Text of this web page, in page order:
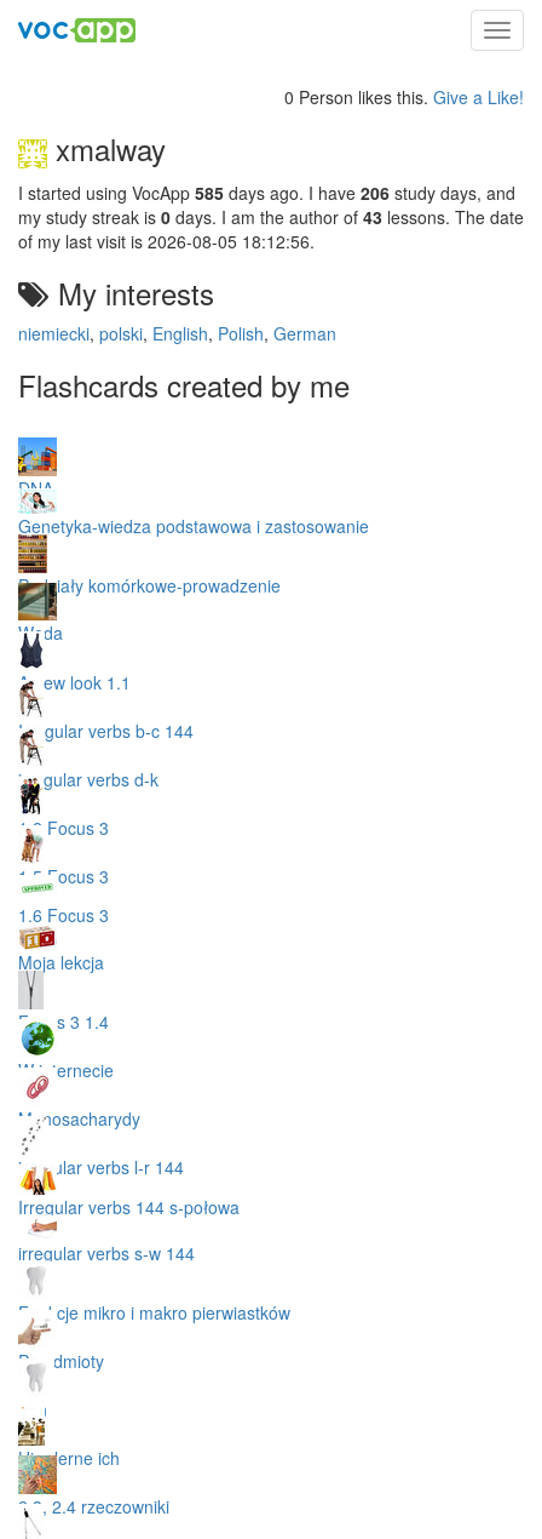
0 Person likes this. Give a Like!
xmalway
I started using VocApp 585 days ago. I have 206 study days, and
my study streak is 0 days. I am the author of 43 lessons. The date
of my last visit is 2026-08-05 18:12:56.
My interests
niemiecki, polski, English, Polish, German
Flashcards created by me
DNA
Genetyka-wiedza podstawowa i zastosowanie
Podziały komórkowe-prowadzenie
Woda
A new look 1.1
Irregular verbs b-c 144
irregular verbs d-k
1.2 Focus 3
1.5 Focus 3
1.6 Focus 3
Moja lekcja
Focus 3 1.4
W internecie
Monosacharydy
irregular verbs l-r 144
Irregular verbs 144 s-połowa
irregular verbs s-w 144
Funkcje mikro i makro pierwiastków
Przedmioty
nnn
Hier lerne ich
2.3, 2.4 rzeczowniki